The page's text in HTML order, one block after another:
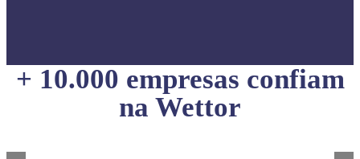
+ 10.000 empresas confiam
na Wettor